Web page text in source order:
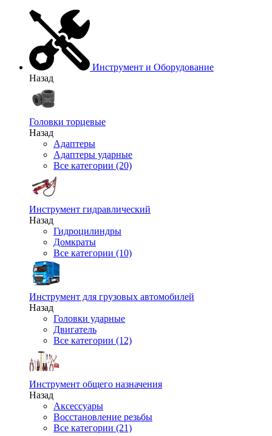
Инструмент и Оборудование
Назад
Головки торцевые
Назад
Адаптеры
Адаптеры ударные
Все категории (20)
Инструмент гидравлический
Назад
Гидроцилиндры
Домкраты
Все категории (10)
Инструмент для грузовых автомобилей
Назад
Головки ударные
Двигатель
Все категории (12)
Инструмент общего назначения
Назад
Аксессуары
Восстановление резьбы
Все категории (21)